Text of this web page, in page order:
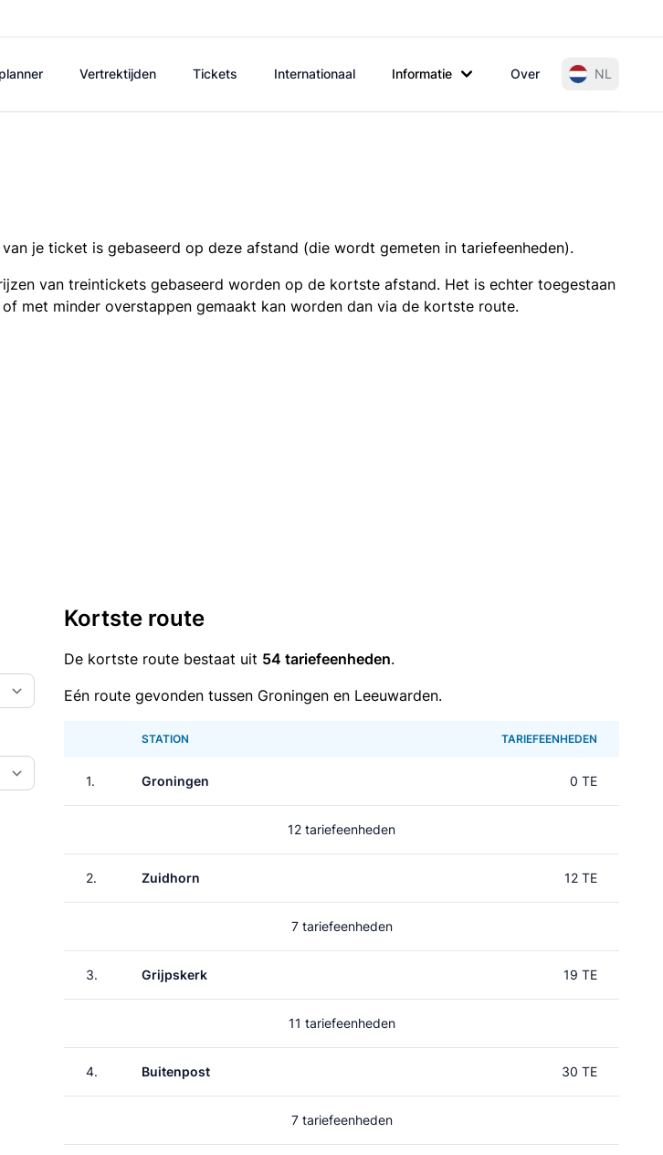
Vertrektijden Tickets Internationaal Informatie Over NL
je ticket is gebaseerd op deze afstand (die wordt gemeten in tariefeenheden).
van treintickets gebaseerd worden op de kortste afstand. Het is echter toegestaan
met minder overstappen gemaakt kan worden dan via de kortste route.
Kortste route
De kortste route bestaat uit 54 tariefeenheden.
Eén route gevonden tussen Groningen en Leeuwarden.
STATION TARIEFEENHEDEN
1. Groningen 0 TE
12 tariefeenheden
2. Zuidhorn 12 TE
7 tariefeenheden
3. Grijpskerk 19 TE
11 tariefeenheden
4. Buitenpost 30 TE
7 tariefeenheden